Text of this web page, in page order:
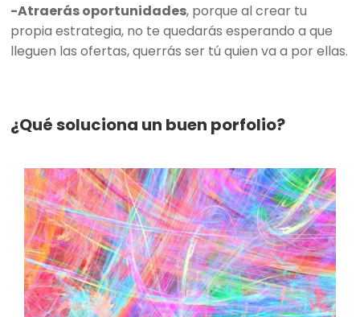
-Atraerás oportunidades, porque al crear tu
propia estrategia, no te quedarás esperando a que
lleguen las ofertas, querrás ser tú quien va a por ellas.
¿Qué soluciona un buen porfolio?